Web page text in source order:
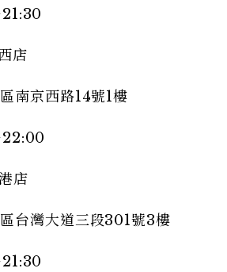
店
南京西路14號1樓
店
台灣大道三段301號3樓